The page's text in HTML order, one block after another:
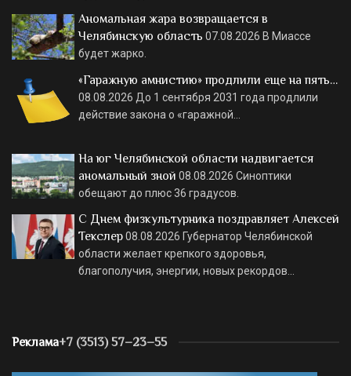
Аномальная жара возвращается в
Челябинскую область 07.08.2026 В Миассе
будет жарко.
«Гаражную амнистию» продлили еще на пять…
08.08.2026 До 1 сентября 2031 года продлили
действие закона о «гаражной…
На юг Челябинской области надвигается
аномальный зной 08.08.2026 Синоптики
обещают до плюс 36 градусов.
С Днем физкультурника поздравляет Алексей
Текслер08.08.2026 Губернатор Челябинской
области желает крепкого здоровья,
благополучия, энергии, новых рекордов…
Реклама+7 (3513) 57–23–55